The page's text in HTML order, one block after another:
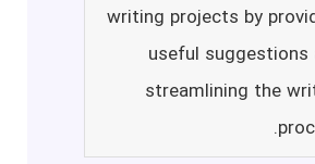
writing projects by
useful suggestions
streamlining the